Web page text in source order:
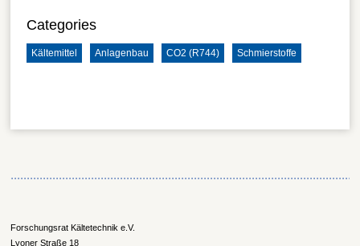
Categories
Kältemittel Anlagenbau CO2 (R744) Schmierstoffe
Forschungsrat Kältetechnik e.V.
Lyoner Straße 18